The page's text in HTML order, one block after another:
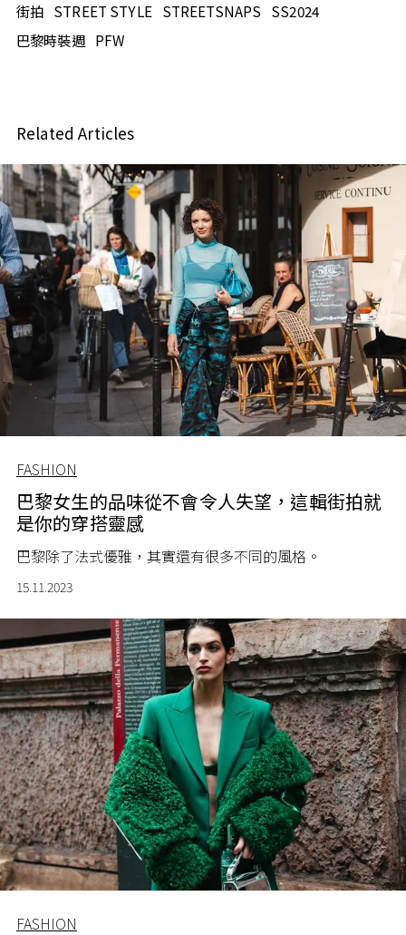
街拍 STREET STYLE STREETSNAPS SS2024
巴黎時裝週 PFW
Related Articles
FASHION
巴黎女生的品味從不會令人失望，這輯街拍就
是你的穿搭靈感
巴黎除了法式優雅，其實還有很多不同的風格。
15.11.2023
FASHION